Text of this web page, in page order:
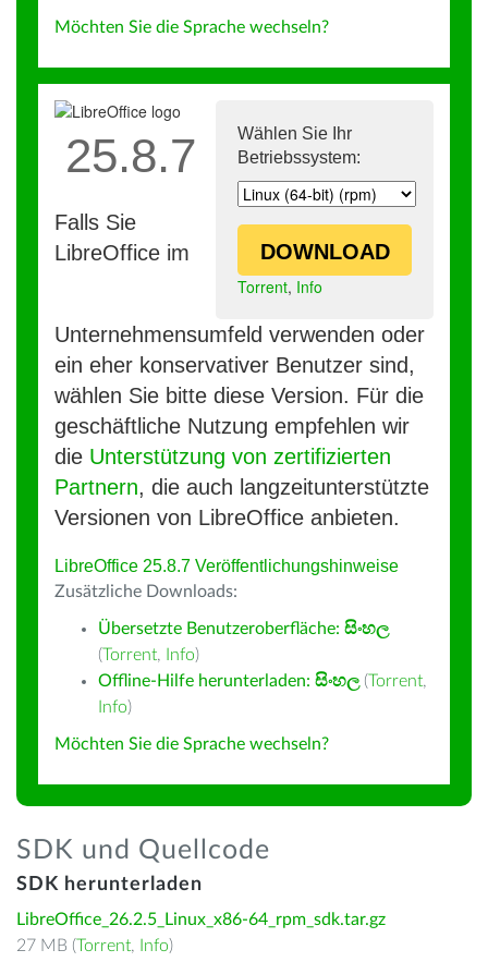
Möchten Sie die Sprache wechseln?
Wählen Sie Ihr
Betriebssystem:
DOWNLOAD
Torrent, Info
25.8.7
Falls Sie
LibreOffice im
Unternehmensumfeld verwenden oder
ein eher konservativer Benutzer sind,
wählen Sie bitte diese Version. Für die
geschäftliche Nutzung empfehlen wir
die Unterstützung von zertifizierten
Partnern, die auch langzeitunterstützte
Versionen von LibreOffice anbieten.
LibreOffice 25.8.7 Veröffentlichungshinweise
Zusätzliche Downloads:
Übersetzte Benutzeroberfläche: සිංහල
(Torrent, Info)
Offline-Hilfe herunterladen: සිංහල (Torrent,
Info)
Möchten Sie die Sprache wechseln?
SDK und Quellcode
SDK herunterladen
LibreOffice_26.2.5_Linux_x86-64_rpm_sdk.tar.gz
27 MB (Torrent, Info)